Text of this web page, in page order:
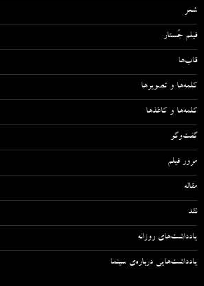
شعر
فیلم جُستار
قاب‌ها
کلمه‌ها و تصویرها
کلمه‌ها و کاغذها
گفت‌وگو
مرور فیلم
مقاله‌
نقد
یادداشت‌های روزانه
یادداشت‌هایی درباره‌ی سینما